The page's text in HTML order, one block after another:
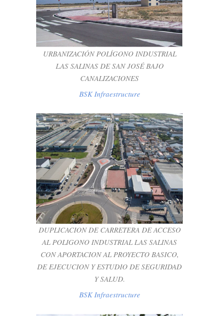
INDUSTRIAL LAS SALINAS DE SAN JOSÉ
BAJO CANALIZACIONES
BSK Infraestructure
URBANIZACIÓN POLÍGONO INDUSTRIAL
LAS SALINAS DE SAN JOSÉ BAJO
CANALIZACIONES
BSK Infraestructure
DUPLICACION DE CARRETERA DE
ACCESO AL POLIGONO INDUSTRIAL LAS
SALINAS CON APORTACION AL
PROYECTO BASICO, DE EJECUCION Y
ESTUDIO DE SEGURIDAD Y SALUD.
BSK Infraestructure
DUPLICACION DE CARRETERA DE ACCESO
AL POLIGONO INDUSTRIAL LAS SALINAS
CON APORTACION AL PROYECTO BASICO,
DE EJECUCION Y ESTUDIO DE SEGURIDAD
Y SALUD.
BSK Infraestructure